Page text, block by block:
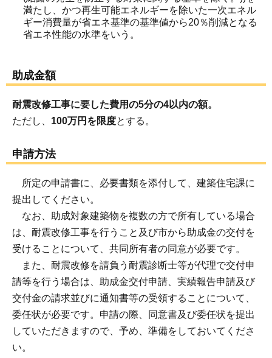
満たし、かつ再生可能エネルギーを除いた一次エネル
ギー消費量が省エネ基準の基準値から20％削減となる
省エネ性能の水準をいう。
助成金額
耐震改修工事に要した費用の5分の4以内の額。
ただし、 100万円を限度とする。
申請方法
所定の申請書に、必要書類を添付して、建築住宅課に
提出してください。
なお、助成対象建築物を複数の方で所有している場合
は、耐震改修工事を行うこと及び市から助成金の交付を
受けることについて、共同所有者の同意が必要です。
また、耐震改修を請負う耐震診断士等が代理で交付申
請等を行う場合は、助成金交付申請、実績報告申請及び
交付金の請求並びに通知書等の受領することについて、
委任状が必要です。申請の際、同意書及び委任状を提出
していただきますので、予め、準備をしておいてくださ
い。